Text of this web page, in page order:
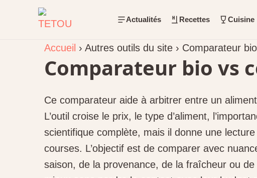
Actualités Recettes Cuisine
Accueil › Autres outils du site › Comparateur
Comparateur bio vs
Ce comparateur aide à arbitrer entre un
L’outil croise le prix, le type d’aliment,
scientifique complète, mais il donne une
courses. L’objectif est de comparer avec
saison, de la provenance, de la fraîcheur ou